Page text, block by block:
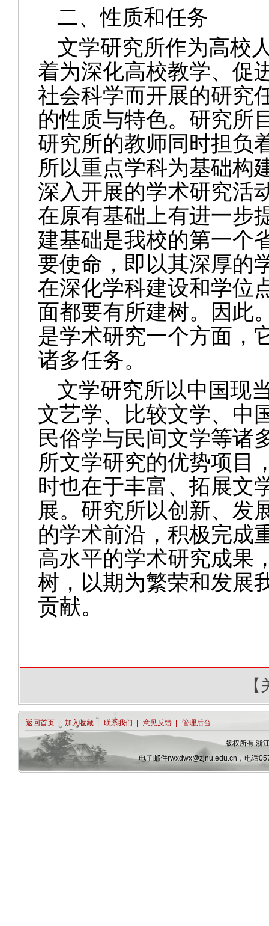
二、性质和任务
文学研究所作为高校
着为深化高校教学、促
社会科学而开展的研究
的性质与特色。研究所
研究所的教师同时担负
所以重点学科为基础构
深入开展的学术研究活
在原有基础上有进一步
建基础是我校的第一个
要使命，即以其深厚的
在深化学科建设和学位
面都要有所建树。因此
是学术研究一个方面，
诸多任务。
文学研究所以中国现
文艺学、比较文学、中
民俗学与民间文学等诸
所文学研究的优势项目
时也在于丰富、拓展文
展。研究所以创新、发
的学术前沿，积极完成
高水平的学术研究成果
树，以期为繁荣和发展
贡献。
返回首页 加入收藏 联系我们 意见反馈 管理后台
版权所有 浙
电子邮件rwxdwx@zjnu.edu.cn，电话